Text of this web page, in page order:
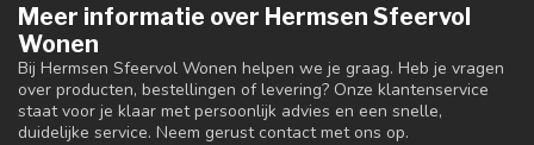
Meer informatie over Hermsen Sfeervol
Wonen
Bij Hermsen Sfeervol Wonen helpen we je graag. Heb je vragen
over producten, bestellingen of levering? Onze klantenservice
staat voor je klaar met persoonlijk advies en een snelle,
duidelijke service. Neem gerust contact met ons op.